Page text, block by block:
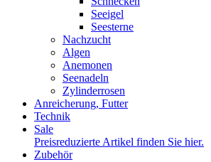
Seeigel
Seesterne
Nachzucht
Algen
Anemonen
Seenadeln
Zylinderrosen
Anreicherung, Futter
Technik
Sale
Preisreduzierte Artikel finden Sie hier.
Zubehör